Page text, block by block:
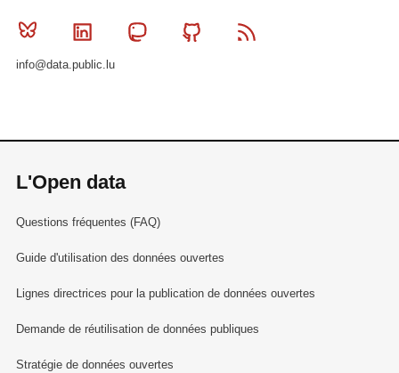
Bluesky Linkedin MastodonGithub
info@data.public.lu
L'Open data
Questions fréquentes (FAQ)
Guide d'utilisation des données ouvertes
Lignes directrices pour la publication de données ouvertes
Demande de réutilisation de données publiques
Stratégie de données ouvertes